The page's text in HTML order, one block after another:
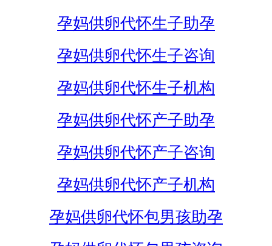
孕妈供卵代怀生子助孕
孕妈供卵代怀生子咨询
孕妈供卵代怀生子机构
孕妈供卵代怀产子助孕
孕妈供卵代怀产子咨询
孕妈供卵代怀产子机构
孕妈供卵代怀包男孩助孕